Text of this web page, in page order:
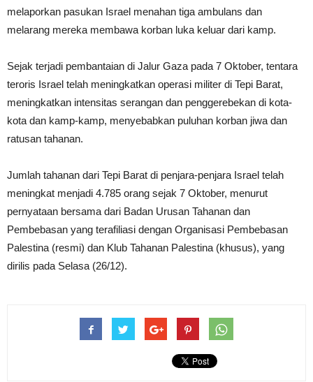
melaporkan pasukan Israel menahan tiga ambulans dan
melarang mereka membawa korban luka keluar dari kamp.
Sejak terjadi pembantaian di Jalur Gaza pada 7 Oktober, tentara
teroris Israel telah meningkatkan operasi militer di Tepi Barat,
meningkatkan intensitas serangan dan penggerebekan di kota-
kota dan kamp-kamp, menyebabkan puluhan korban jiwa dan
ratusan tahanan.
Jumlah tahanan dari Tepi Barat di penjara-penjara Israel telah
meningkat menjadi 4.785 orang sejak 7 Oktober, menurut
pernyataan bersama dari Badan Urusan Tahanan dan
Pembebasan yang terafiliasi dengan Organisasi Pembebasan
Palestina (resmi) dan Klub Tahanan Palestina (khusus), yang
dirilis pada Selasa (26/12).